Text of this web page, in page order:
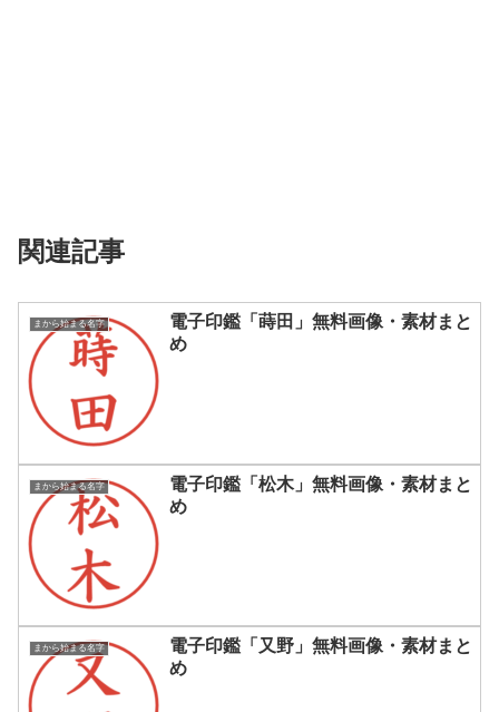
関連記事
まから始まる名字
電子印鑑「蒔田」無料画像・素材まと
め
まから始まる名字
電子印鑑「松木」無料画像・素材まと
め
まから始まる名字
電子印鑑「又野」無料画像・素材まと
め